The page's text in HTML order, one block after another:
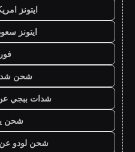
ايتونز
ايتونز
شحن
شدات ببجي
شحن
شحن لودو عن